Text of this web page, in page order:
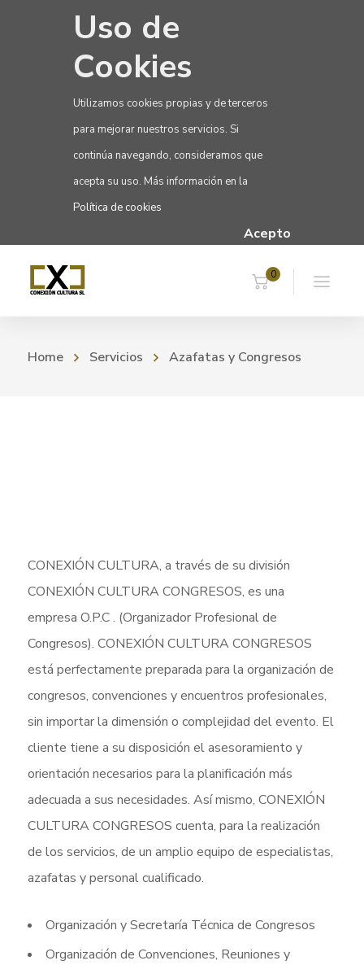
Uso de
Cookies
Utilizamos cookies propias y de terceros
para mejorar nuestros servicios. Si
continúa navegando, consideramos que
acepta su uso. Más información en la
Política de cookies
Acepto
0
Home Servicios Azafatas y Congresos
CONEXIÓN CULTURA, a través de su división
CONEXIÓN CULTURA CONGRESOS, es una
empresa O.P.C . (Organizador Profesional de
Congresos). CONEXIÓN CULTURA CONGRESOS
está perfectamente preparada para la organización de
congresos, convenciones y encuentros profesionales,
sin importar la dimensión o complejidad del evento. El
cliente tiene a su disposición el asesoramiento y
orientación necesarios para la planificación más
adecuada a sus necesidades. Así mismo, CONEXIÓN
CULTURA CONGRESOS cuenta, para la realización
de los servicios, de un amplio equipo de especialistas,
azafatas y personal cualificado.
Organización y Secretaría Técnica de Congresos
Organización de Convenciones, Reuniones y